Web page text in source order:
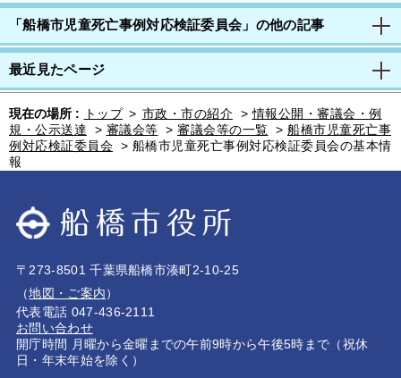
「船橋市児童死亡事例対応検証委員会」の他の記事
最近見たページ
現在の場所 : トップ > 市政・市の紹介 >情報公開・審議会・例
規・公示送達
> 審議会等 > 審議会等の一覧 > 船橋市児童死亡事
例対応検証委員会 > 船橋市児童死亡事例対応検証委員会の基本情
報
〒273-8501 千葉県船橋市湊町2-10-25
（地図・ご案内）
代表電話 047-436-2111
お問い合わせ
開庁時間 月曜から金曜までの午前9時から午後5時まで（祝休
日・年末年始を除く）